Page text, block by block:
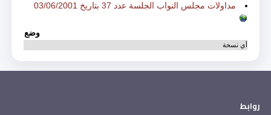
مداولات مجلس النواب الجلسة عدد 37 بتاريخ 03/06/2001
وضع
أي نسخة
روابط